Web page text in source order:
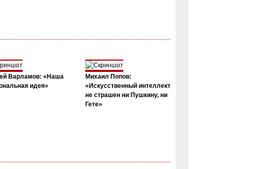
Варламов: «Наша
идея»
Михаил Попов:
«Искусственный интеллект
не страшен ни Пушкину, ни
Гете»